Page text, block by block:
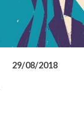
29/08/2018